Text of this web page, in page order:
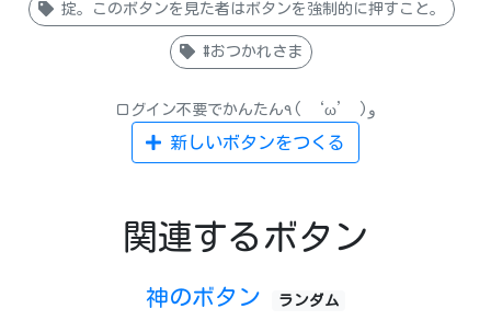
掟。このボタンを見た者はボタンを強制的に押すこと。
#おつかれさま
ログイン不要でかんたん٩( ‘ω’ )و
新しいボタンをつくる
関連するボタン
神のボタン ランダム